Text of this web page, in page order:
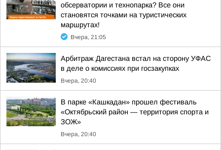
обсерватории и технопарка? Все они
становятся точками на туристических
маршрутах!
Вчера, 21:05
Арбитраж Дагестана встал на сторону УФАС
в деле о комиссиях при госзакупках
Вчера, 20:40
В парке «Кашкадан» прошел фестиваль
«Октябрьский район — территория спорта и
ЗОЖ»
Вчера, 20:40